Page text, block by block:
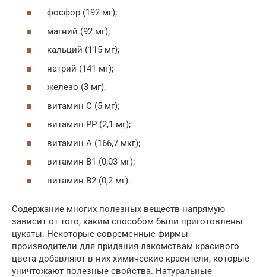
фосфор (192 мг);
магний (92 мг);
кальций (115 мг);
натрий (141 мг);
железо (3 мг);
витамин С (5 мг);
витамин РР (2,1 мг);
витамин А (166,7 мкг);
витамин В1 (0,03 мг);
витамин В2 (0,2 мг).
Содержание многих полезных веществ напрямую
зависит от того, каким способом были приготовлены
цукаты. Некоторые современные фирмы-
производители для придания лакомствам красивого
цвета добавляют в них химические красители, которые
уничтожают полезные свойства. Натуральные